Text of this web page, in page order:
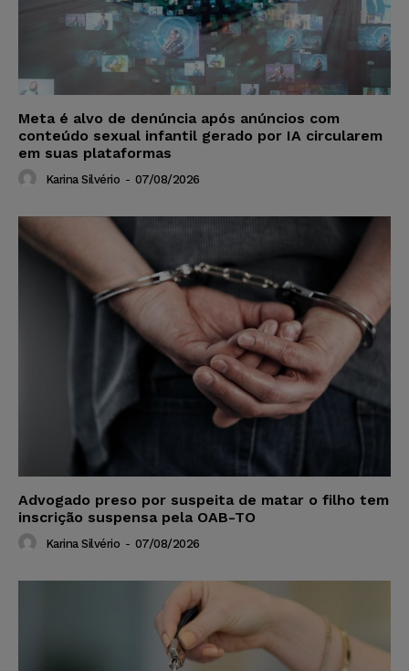
Meta é alvo de denúncia após anúncios com
conteúdo sexual infantil gerado por IA circularem
em suas plataformas
Karina Silvério - 07/08/2026
Advogado preso por suspeita de matar o filho tem
inscrição suspensa pela OAB-TO
Karina Silvério - 07/08/2026